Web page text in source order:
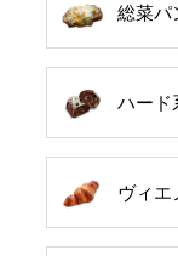
総菜パ
ハード
ヴィエ